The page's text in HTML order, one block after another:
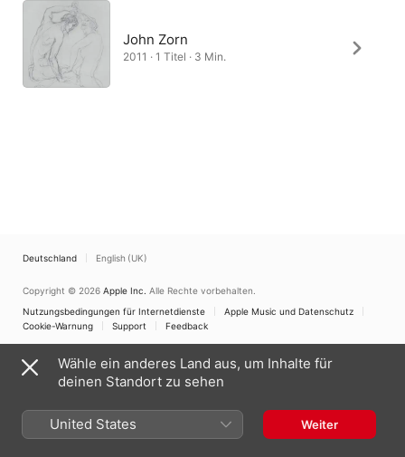
John Zorn
2011 · 1 Titel · 3 Min.
Deutschland English (UK)
Copyright © 2026 Apple Inc. Alle Rechte vorbehalten.
Nutzungsbedingungen für Internetdienste
Apple Music und Datenschutz
Cookie-Warnung
Support Feedback
Wähle ein anderes Land aus, um Inhalte für
deinen Standort zu sehen
United States Weiter